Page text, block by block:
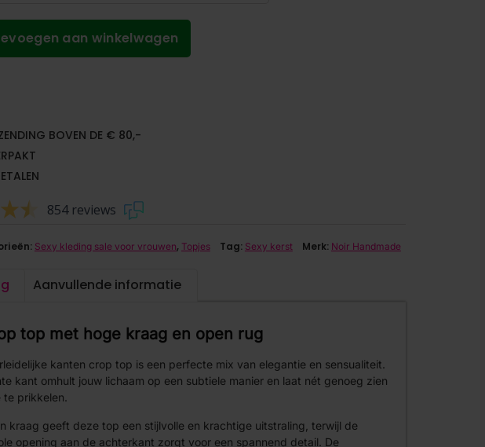
aan winkelwagen
BOVEN DE € 80,-
854 reviews
Sexy kleding sale voor vrouwen, Topjes Tag: Sexy kerst Merk: Noir Handmade
Aanvullende informatie
top met hoge kraag en open rug
kanten crop top is een perfecte mix van elegantie en sensualiteit.
kant omhult jouw lichaam op een subtiele manier en laat nét genoeg zien
te prikkelen.
kraag geeft deze top een stijlvolle en krachtige uitstraling, terwijl de
opening aan de achterkant zorgt voor een spannend detail. De